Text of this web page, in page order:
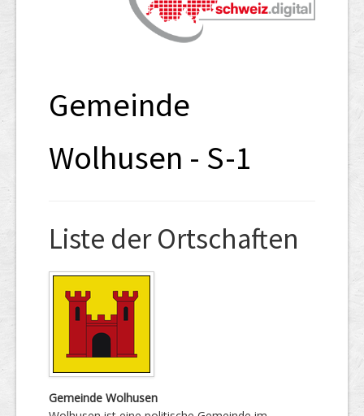
Gemeinde
Wolhusen - S-1
Liste der Ortschaften
Gemeinde Wolhusen